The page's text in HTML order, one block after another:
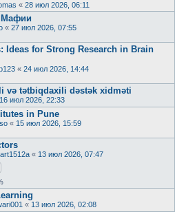
« 28 июл 2026, 06:11
Мафии
« 27 июл 2026, 07:55
Ideas for Strong Research in Brain
« 24 июл 2026, 14:44
və tətbiqdaxili dəstək xidməti
16 июл 2026, 22:33
in Pune
« 15 июл 2026, 15:59
« 13 июл 2026, 07:47
« 13 июл 2026, 02:08